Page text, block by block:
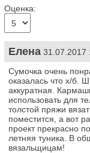
Оценка:
Елена 31.07.2017
Сумочка очень
оказалась что х/б.
аккуратная.
использовать для
толстой пряжи
поместится, а вот
проект прекрасно
летняя туника. В
вязальщицам!